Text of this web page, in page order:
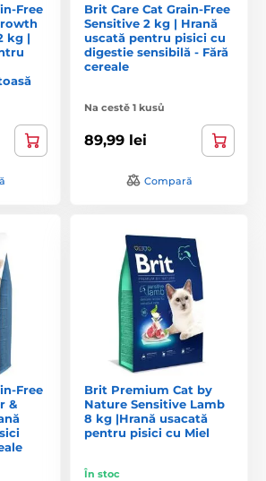
Free
kg |
Brit Care Cat Grain-Free
Sensitive 2 kg | Hrană
uscată pentru pisici cu
digestie sensibilă - Fără
cereale
Na cestě 1 kusů
89,99 lei
Compară
Free
&
Brit Premium Cat by
Nature Sensitive Lamb
8 kg |Hrană usacată
pentru pisici cu Miel
În stoc